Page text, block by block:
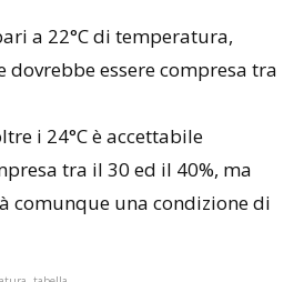
a 22°C di temperatura,
dovrebbe essere compresa tra
i 24°C è accettabile
tra il 30 ed il 40%, ma
comunque una condizione di